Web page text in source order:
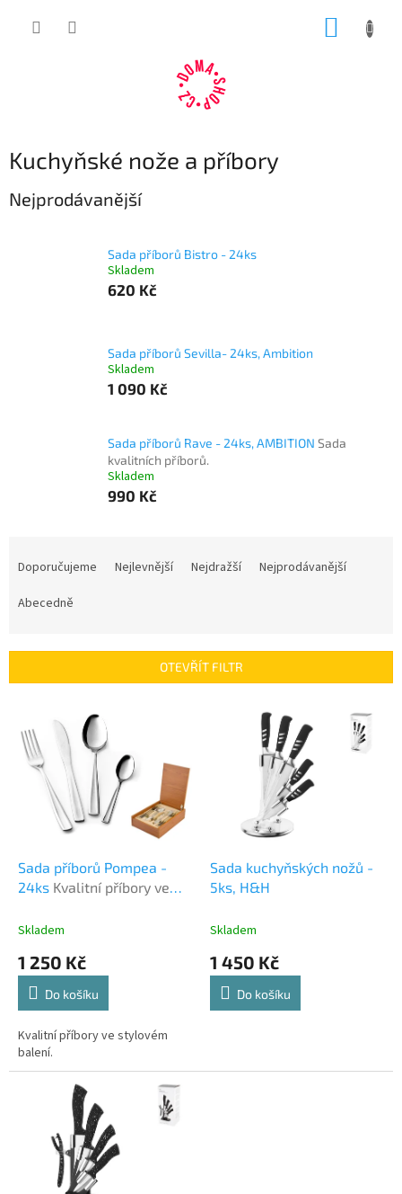
Kuchyňské nože a příbory
Nejprodávanější
Sada příborů Bistro - 24ks
Skladem
620 Kč
Sada příborů Sevilla- 24ks, Ambition
Skladem
1 090 Kč
Sada příborů Rave - 24ks, AMBITION Sada
kvalitních příborů.
Skladem
990 Kč
r
Doporučujeme Nejlevnější Nejdražší
Nejprodávanější
Abecedně
OTEVŘÍT FILTR
Sada příborů Pompea -
24ks Kvalitní příbory ve
Skladem
1 250 Kč
Do košíku
Kvalitní příbory ve stylovém
balení.
Sada kuchyňských nožů -
5ks, H&H
Skladem
1 450 Kč
Do košíku